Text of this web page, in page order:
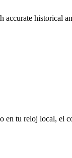
historical
tu reloj local, el